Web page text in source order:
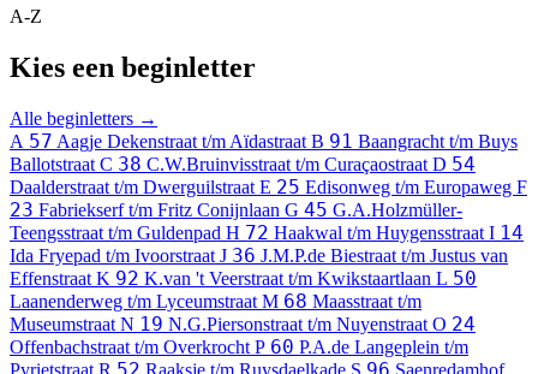
A-Z
Kies een beginletter
Alle beginletters →
A 57 Aagje Dekenstraat t/m Aïdastraat B 91 Baangracht t/m Buys
Ballotstraat C 38 C.W.Bruinvisstraat t/m Curaçaostraat D 54
Daalderstraat t/m Dwerguilstraat E 25 Edisonweg t/m Europaweg F
23 Fabriekserf t/m Fritz Conijnlaan G 45 G.A.Holzmüller-
Teengsstraat t/m Guldenpad H 72 Haakwal t/m Huygensstraat I 14
Ida Fryepad t/m Ivoorstraat J 36 J.M.P.de Biestraat t/m Justus van
Effenstraat K 92 K.van 't Veerstraat t/m Kwikstaartlaan L 50
Laanenderweg t/m Lyceumstraat M 68 Maasstraat t/m
Museumstraat N 19 N.G.Piersonstraat t/m Nuyenstraat O 24
Offenbachstraat t/m Overkrocht P 60 P.A.de Langeplein t/m
Pyrietstraat R 52 Raaksje t/m Ruysdaelkade S 96 Saenredamhof